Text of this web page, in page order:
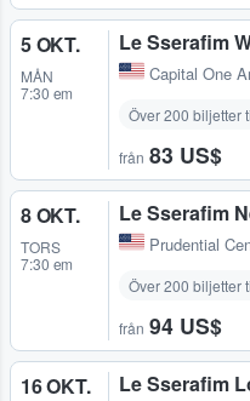
5 OKT.
MÅN
7:30 em
Le Sserafim
Capital One
Över 200 biljetter
från 83 US$
8 OKT.
TORS
7:30 em
Le Sserafim
Prudential
Över 200 biljetter
från 94 US$
16 OKT. Le Sserafim